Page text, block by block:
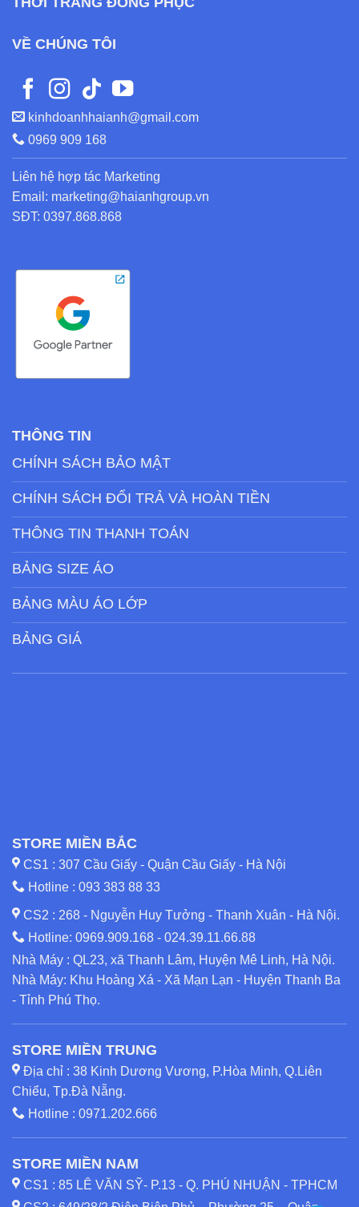
VỀ CHÚNG TÔI
kinhdoanhhaianh@gmail.com
0969 909 168
Liên hệ hợp tác Marketing
Email: marketing@haianhgroup.vn
SĐT: 0397.868.868
THÔNG TIN
CHÍNH SÁCH BẢO MẬT
CHÍNH SÁCH ĐỔI TRẢ VÀ HOÀN TIỀN
THÔNG TIN THANH TOÁN
BẢNG SIZE ÁO
BẢNG MÀU ÁO LỚP
BẢNG GIÁ
STORE MIỀN BẮC
CS1 : 307 Cầu Giấy - Quận Cầu Giấy - Hà Nội
Hotline : 093 383 88 33
CS2 : 268 - Nguyễn Huy Tưởng - Thanh Xuân - Hà Nội.
Hotline: 0969.909.168 - 024.39.11.66.88
Nhà Máy : QL23, xã Thanh Lâm, Huyện Mê Linh, Hà Nội.
Nhà Máy: Khu Hoàng Xá - Xã Mạn Lạn - Huyện Thanh Ba
- Tỉnh Phú Thọ.
STORE MIỀN TRUNG
Địa chỉ : 38 Kinh Dương Vương, P.Hòa Minh, Q.Liên
Chiểu, Tp.Đà Nẵng.
Hotline : 0971.202.666
STORE MIỀN NAM
CS1 : 85 LÊ VĂN SỸ- P.13 - Q. PHÚ NHUẬN - TPHCM